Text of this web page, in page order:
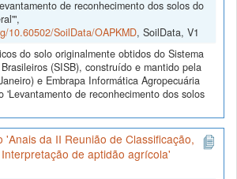
de reconhecimento dos solos do
10.60502/SoilData/OAPKMD, SoilData, V1
do solo originalmente obtidos do Sistema
(SISB), construído e mantido pela
e Embrapa Informática Agropecuária
'Levantamento de reconhecimento dos solos
'Anais da II Reunião de Classificação,
de aptidão agrícola'